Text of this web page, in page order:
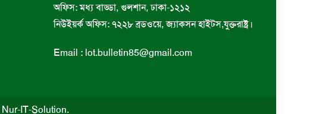
অফিস: মধ্য বাড্ডা, গুলশান, ঢাকা-১২১২
নিউইয়র্ক অফিস: ৭২২৮ ব্রডওয়ে, জ্যাকসন হাইটস,যুক্তরাষ্ট্র।
Email : lot.bulletin85@gmail.com
Nur-IT-Solution.